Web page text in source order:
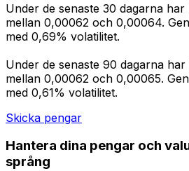
Under de senaste 30 dagarna
mellan 0,00062 och 0,00064.
med 0,69% volatilitet.
Under de senaste 90 dagarna
mellan 0,00062 och 0,00065.
med 0,61% volatilitet.
Skicka pengar
Hantera dina pengar och
språng